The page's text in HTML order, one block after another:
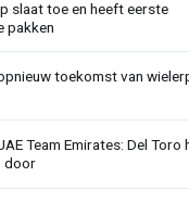
slaat toe en heeft eerste
pakken
toekomst van
Team Emirates: Del Toro
door